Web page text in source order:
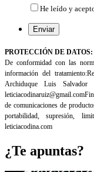
este
vacío.
favor,
este
vacío.
He leído y
favor,
deja
este
campo
vacío.
PROTECCIÓN DE DATOS:
De conformidad con las
información del tratamiento:
Archiduque Luis
leticiacodinaruiz@gmail.com
de comunicaciones de
portabilidad, supresión,
leticiacodina.com
¿Te apuntas?